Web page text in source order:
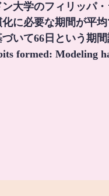
ン大学のフィリッパ
に必要な期間が平
いて66日という期
formed: Modeling